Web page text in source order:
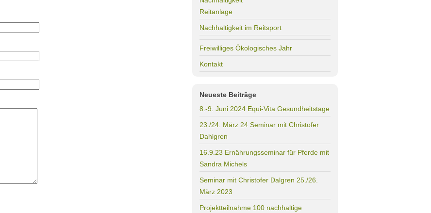
Reitanlage
Nachhaltigkeit im Reitsport
Freiwilliges Ökologisches Jahr
Kontakt
Neueste Beiträge
8.-9. Juni 2024 Equi-Vita Gesundheitstage
23./24. März 24 Seminar mit Christofer
Dahlgren
16.9.23 Ernährungsseminar für Pferde mit
Sandra Michels
Seminar mit Christofer Dalgren 25./26.
März 2023
Projektteilnahme 100 nachhaltige